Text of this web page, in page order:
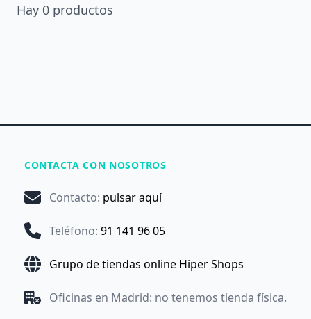
Hay 0 productos
CONTACTA CON NOSOTROS
Contacto: pulsar aquí
Teléfono: 91 141 96 05
Grupo de tiendas online Hiper Shops
Oficinas en Madrid: no tenemos tienda física.